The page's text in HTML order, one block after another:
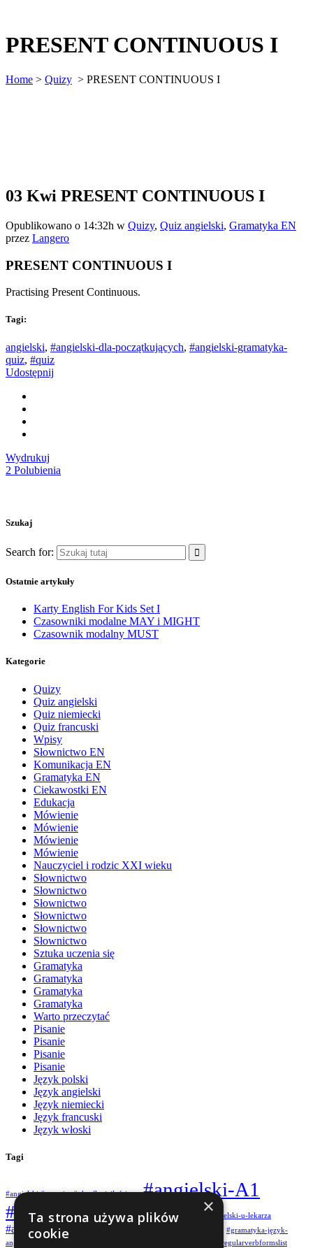
PRESENT CONTINUOUS I
Home > Quizy > PRESENT CONTINUOUS I
03 Kwi PRESENT CONTINUOUS I
Opublikowano o 14:32h w Quizy, Quiz angielski, Gramatyka EN
przez Langero
PRESENT CONTINUOUS I
Practising Present Continuous.
Tagi:
angielski, #angielski-dla-początkujących, #angielski-gramatyka-
quiz, #quiz
Udostępnij
Wydrukuj
2 Polubienia
Szukaj
Search for:
Ostatnie artykuły
Karty English For Kids Set I
Czasowniki modalne MAY i MIGHT
Czasownik modalny MUST
Kategorie
Quizy
Quiz angielski
Quiz niemiecki
Quiz francuski
Wpisy
Słownictwo EN
Komunikacja EN
Gramatyka EN
Ciekawostki EN
Edukacja
Mówienie
Mówienie
Mówienie
Mówienie
Nauczyciel i rodzic XXI wieku
Słownictwo
Słownictwo
Słownictwo
Słownictwo
Słownictwo
Słownictwo
Sztuka uczenia się
Gramatyka
Gramatyka
Gramatyka
Gramatyka
Warto przeczytać
Pisanie
Pisanie
Pisanie
Pisanie
Język polski
Język angielski
Język niemiecki
Język francuski
Język włoski
Tagi
#angielski #quantity #określeniailościowe #angielski-A1
#angielski-A2 #angielski-karty-obrazkowe #angielski-u-lekarza
#angieski-w-klasie-IV
#gramatyka-język-
angielski
#irregularverbformslist
×
Ta strona używa plików
cookie